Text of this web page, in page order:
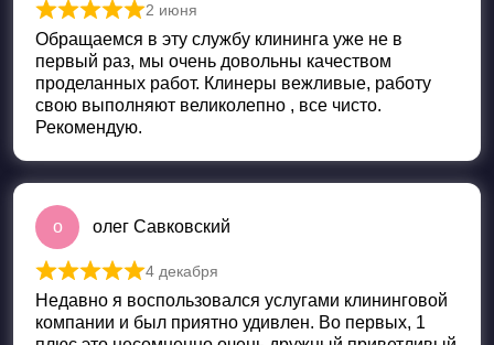
Оценка
2 июня
Обращаемся в эту службу клининга уже не в
первый раз, мы очень довольны качеством
проделанных работ. Клинеры вежливые, работу
свою выполняют великолепно , все чисто.
Рекомендую.
о олег Савковский
Оценка 5 из 5
4 декабря
Недавно я воспользовался услугами клининговой
компании и был приятно удивлен. Во первых, 1